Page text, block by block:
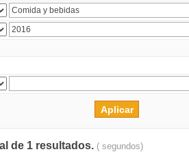
de 1 resultados. ( segundos)